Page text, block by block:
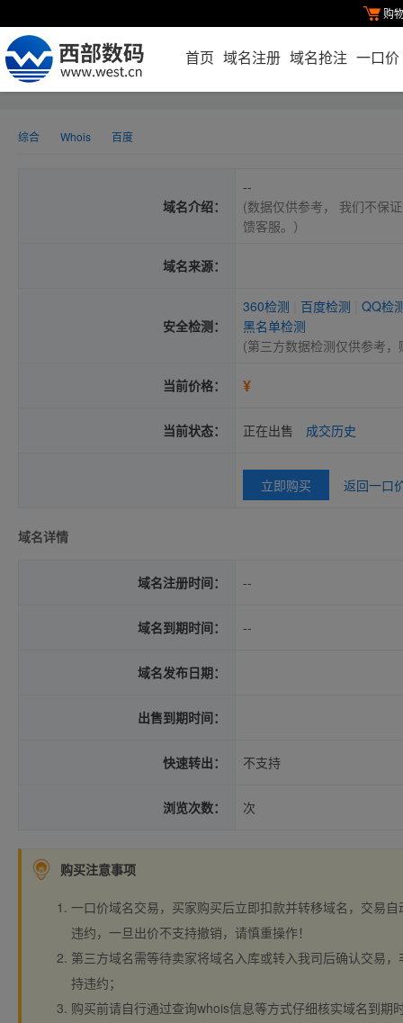
购
首页 域名注册 域名抢注 一口价
综合 Whois 百度
域名介绍：
--
(数据仅供参考， 我们不保
馈客服。）
域名来源：
安全检测：
360检测 百度检测
QQ检
黑名单检测
(第三方数据检测仅供参考
当前价格： ¥
当前状态： 正在出售 成交历史
立即购买 返回一口
域名详情
域名注册时间： --
域名到期时间： --
域名发布日期：
出售到期时间：
快速转出： 不支持
浏览次数： 次
购买注意事项
一口价域名交易，买家购买后立即扣款并转移域名，交易
违约，一旦出价不支持撤销，请慎重操作！
第三方域名需等待卖家将域名入库或转入我司后确认交易
持违约；
购买前请自行通过查询whois信息等方式仔细核实域名到期